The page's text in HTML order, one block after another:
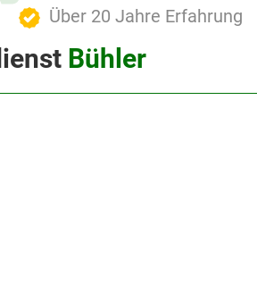
Über 20 Jahre Erfahrung
Bühler